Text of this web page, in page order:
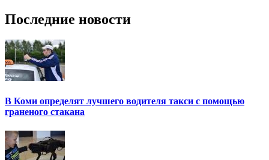
Последние новости
В Коми определят лучшего водителя такси с помощью
граненого стакана